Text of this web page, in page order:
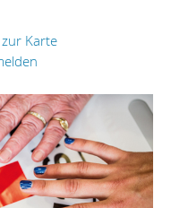
Karte